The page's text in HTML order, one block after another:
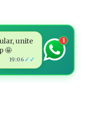
unite
🤩
19:06 ✓✓
1